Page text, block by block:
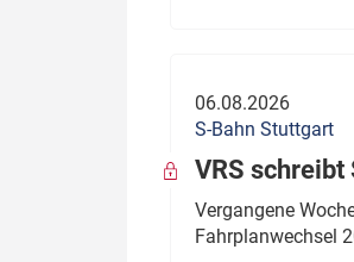
06.08.2026
S-Bahn Stuttgart
VRS schreibt
Vergangene
Fahrplanwechsel